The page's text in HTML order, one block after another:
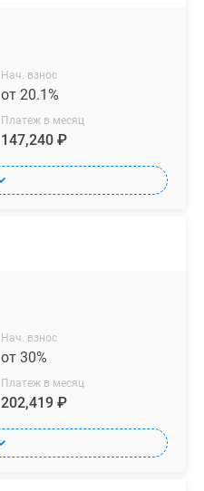
Нач. взнос
от 20.1%
Платеж в месяц
147,240 ₽
Нач. взнос
от 30%
Платеж в месяц
202,419 ₽